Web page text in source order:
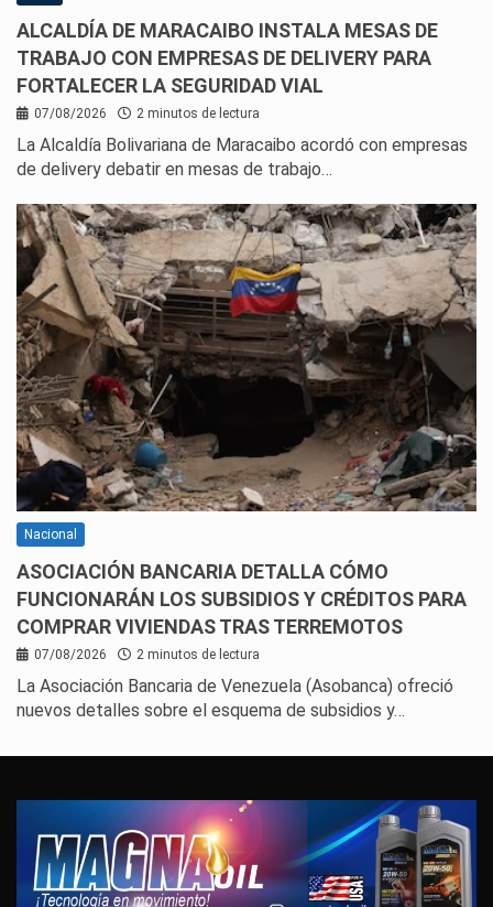
ALCALDÍA DE MARACAIBO INSTALA MESAS DE
TRABAJO CON EMPRESAS DE DELIVERY PARA
FORTALECER LA SEGURIDAD VIAL
07/08/2026 2 minutos de lectura
La Alcaldía Bolivariana de Maracaibo acordó con empresas
de delivery debatir en mesas de trabajo…
Nacional
ASOCIACIÓN BANCARIA DETALLA CÓMO
FUNCIONARÁN LOS SUBSIDIOS Y CRÉDITOS PARA
COMPRAR VIVIENDAS TRAS TERREMOTOS
07/08/2026 2 minutos de lectura
La Asociación Bancaria de Venezuela (Asobanca) ofreció
nuevos detalles sobre el esquema de subsidios y…